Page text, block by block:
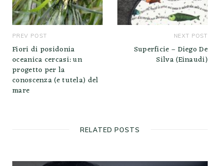
PREV POST
Fiori di posidonia
oceanica cercasi: un
progetto per la
conoscenza (e tutela) del
mare
NEXT POST
Superficie – Diego De
Silva (Einaudi)
RELATED POSTS